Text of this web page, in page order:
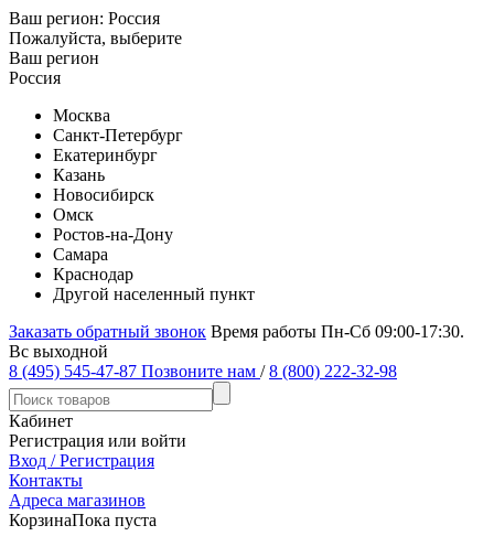
Ваш регион: Россия
Пожалуйста, выберите
Ваш регион
Россия
Москва
Санкт-Петербург
Екатеринбург
Казань
Новосибирск
Омск
Ростов-на-Дону
Самара
Краснодар
Другой населенный пункт
Заказать обратный звонок Время работы Пн-Сб 09:00-17:30.
Вс выходной
8 (495) 545-47-87 Позвоните нам / 8 (800) 222-32-98
Кабинет
Регистрация или войти
Вход / Регистрация
Контакты
Адреса магазинов
КорзинаПока пуста